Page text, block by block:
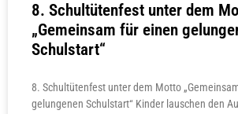
8. Schultütenfest unter dem
„Gemeinsam für einen
Schulstart“
8. Schultütenfest unter dem Motto
gelungenen Schulstart“ Kinder lauschen den